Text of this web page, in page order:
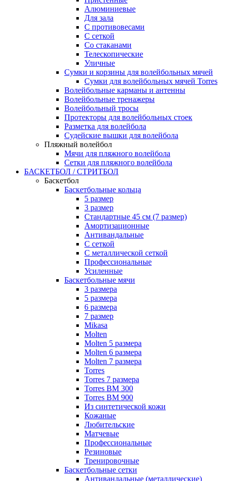
Алюминиевые
Для зала
С противовесами
С сеткой
Со стаканами
Телескопические
Уличные
Сумки и корзины для волейбольных мячей
Сумки для волейбольных мячей Torres
Волейбольные карманы и антенны
Волейбольные тренажеры
Волейбольный тросы
Протекторы для волейбольных стоек
Разметка для волейбола
Судейские вышки для волейбола
Пляжный волейбол
Мячи для пляжного волейбола
Сетки для пляжного волейбола
БАСКЕТБОЛ / СТРИТБОЛ
Баскетбол
Баскетбольные кольца
5 размер
3 размер
Стандартные 45 см (7 размер)
Амортизационные
Антивандальные
С сеткой
С металлической сеткой
Профессиональные
Усиленные
Баскетбольные мячи
3 размера
5 размера
6 размера
7 размер
Mikasa
Molten
Molten 5 размера
Molten 6 размера
Molten 7 размера
Torres
Torres 7 размера
Torres BM 300
Torres BM 900
Из синтетической кожи
Кожаные
Любительские
Матчевые
Профессиональные
Резиновые
Тренировочные
Баскетбольные сетки
Антивандальные (металлические)